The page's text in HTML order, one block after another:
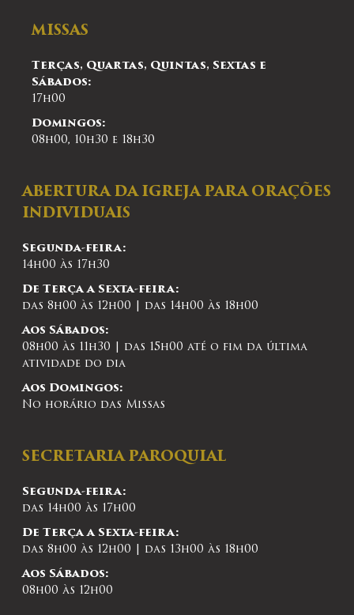
MISSAS
Terças, Quartas, Quintas, Sextas e
Sábados:
17h00
Domingos:
08h00, 10h30 e 18h30
ABERTURA DA IGREJA PARA ORAÇÕES
INDIVIDUAIS
Segunda-feira:
14h00 às 17h30
De Terça a Sexta-feira:
das 8h00 às 12h00 | das 14h00 às 18h00
Aos Sábados:
08h00 às 11h30 | das 15h00 até o fim da última
atividade do dia
Aos Domingos:
No horário das Missas
SECRETARIA PAROQUIAL
Segunda-feira:
das 14h00 às 17h00
De Terça a Sexta-feira:
das 8h00 às 12h00 | das 13h00 às 18h00
Aos Sábados:
08h00 às 12h00